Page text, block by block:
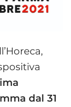
dal 31